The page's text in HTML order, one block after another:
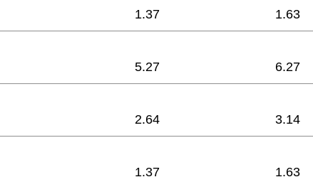
1.37 1.63
5.27 6.27
2.64 3.14
1.37 1.63